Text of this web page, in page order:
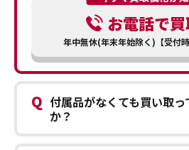
お電話で
年中無休(年末年始除く)【受付
Q 付属品がなくても買い取っ
か？